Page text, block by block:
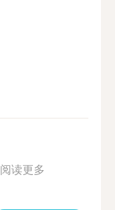
阅读更多